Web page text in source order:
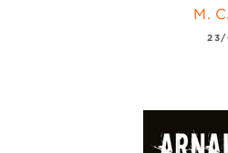
M.
23/